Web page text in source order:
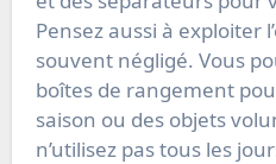
Pensez aussi à exploiter
souvent négligé. Vous
boîtes de rangement
saison ou des objets
n’utilisez pas tous les